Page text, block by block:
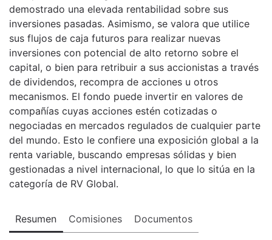
demostrado una elevada rentabilidad sobre sus
inversiones pasadas. Asimismo, se valora que utilice
sus flujos de caja futuros para realizar nuevas
inversiones con potencial de alto retorno sobre el
capital, o bien para retribuir a sus accionistas a través
de dividendos, recompra de acciones u otros
mecanismos. El fondo puede invertir en valores de
compañías cuyas acciones estén cotizadas o
negociadas en mercados regulados de cualquier parte
del mundo. Esto le confiere una exposición global a la
renta variable, buscando empresas sólidas y bien
gestionadas a nivel internacional, lo que lo sitúa en la
categoría de RV Global.
Resumen Comisiones Documentos